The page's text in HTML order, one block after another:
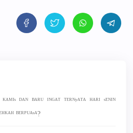
ᴰᴬᴺ ᴮᴬᴿᵁ ᴵᴺᴳᴬᵀ ᵀᴱᴿᴺʸᴬᵀᴬ ᴴᴬᴿᴵ ˢᴱᴺᴵᴺ
ᴮᴱᴿᴾᵁᴬˢᴬ?